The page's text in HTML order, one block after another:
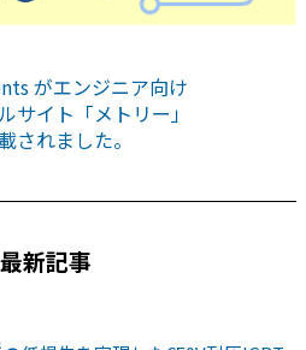
がエンジニア向け
サイト「メトリー」
されました。
最新記事